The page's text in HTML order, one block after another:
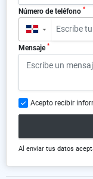
Número de teléfono *
▼
Mensaje *
Acepto recibir
Al enviar tus datos